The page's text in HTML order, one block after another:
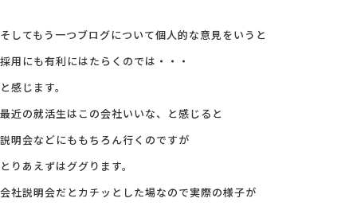
そしてもう一つブログについて個人的な意見をいうと
採用にも有利にはたらくのでは・・・
と感じます。
最近の就活生はこの会社いいな、と感じると
説明会などにももちろん行くのですが
とりあえずはググります。
会社説明会だとカチッとした場なので実際の様子が